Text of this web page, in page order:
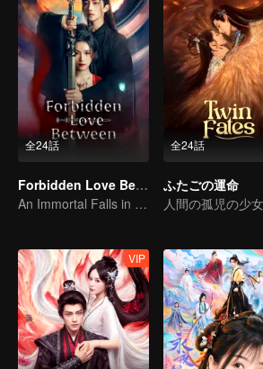
全24話
Forbidden Love Between
An Immortal Falls in Love With a Witch
全24話
ふたごの運命
VIP